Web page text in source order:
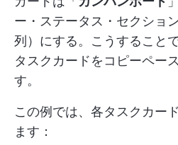
ー・ステータス・セクショ
列）にする。こうすること
タスクカードをコピーペー
す。
この例では、各タスクカー
ます：